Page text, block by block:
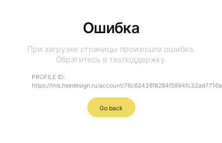
Ошибка
При загрузке страницы произошла ошибка.
Обратитесь в техподдержку.
PROFILE ID:
https://lms.hsedesign.ru/account/
Go back